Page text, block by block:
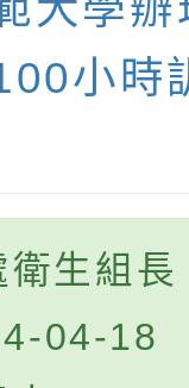
小時
生組長
04-18